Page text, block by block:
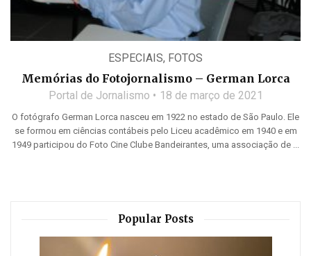
ESPECIAIS, FOTOS
Memórias do Fotojornalismo – German Lorca
Portal de Jornalismo 18 de março de 2021
O fotógrafo German Lorca nasceu em 1922 no estado de São Paulo. Ele
se formou em ciências contábeis pelo Liceu acadêmico em 1940 e em
1949 participou do Foto Cine Clube Bandeirantes, uma associação de ...
Popular Posts